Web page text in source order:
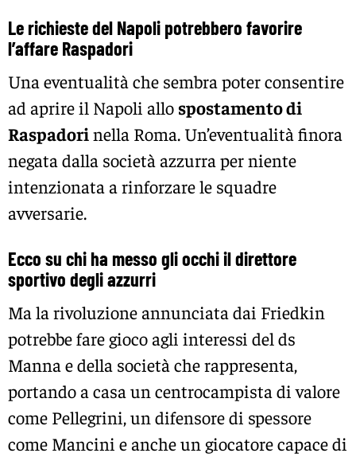
Le richieste del Napoli potrebbero favorire
l’affare Raspadori
Una eventualità che sembra poter consentire
ad aprire il Napoli allo spostamento di
Raspadori nella Roma. Un’eventualità finora
negata dalla società azzurra per niente
intenzionata a rinforzare le squadre
avversarie.
Ecco su chi ha messo gli occhi il direttore
sportivo degli azzurri
Ma la rivoluzione annunciata dai Friedkin
potrebbe fare gioco agli interessi del ds
Manna e della società che rappresenta,
portando a casa un centrocampista di valore
come Pellegrini, un difensore di spessore
come Mancini e anche un giocatore capace di